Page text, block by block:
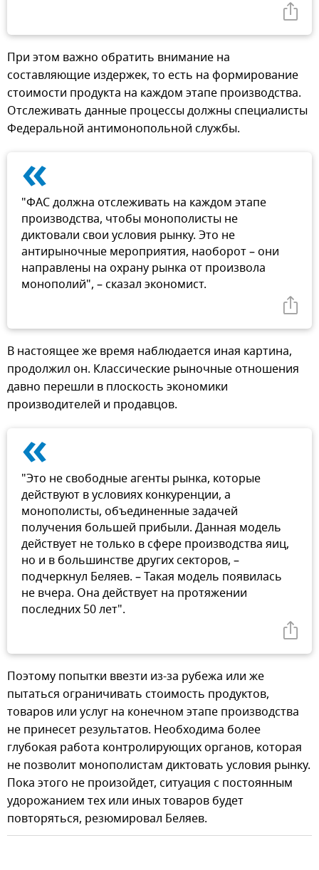
При этом важно обратить внимание на
составляющие издержек, то есть на формирование
стоимости продукта на каждом этапе производства.
Отслеживать данные процессы должны специалисты
Федеральной антимонопольной службы.
«
"ФАС должна отслеживать на каждом этапе
производства, чтобы монополисты не
диктовали свои условия рынку. Это не
антирыночные мероприятия, наоборот – они
направлены на охрану рынка от произвола
монополий", – сказал экономист.
В настоящее же время наблюдается иная картина,
продолжил он. Классические рыночные отношения
давно перешли в плоскость экономики
производителей и продавцов.
«
"Это не свободные агенты рынка, которые
действуют в условиях конкуренции, а
монополисты, объединенные задачей
получения большей прибыли. Данная модель
действует не только в сфере производства яиц,
но и в большинстве других секторов, –
подчеркнул Беляев. – Такая модель появилась
не вчера. Она действует на протяжении
последних 50 лет".
Поэтому попытки ввезти из-за рубежа или же
пытаться ограничивать стоимость продуктов,
товаров или услуг на конечном этапе производства
не принесет результатов. Необходима более
глубокая работа контролирующих органов, которая
не позволит монополистам диктовать условия рынку.
Пока этого не произойдет, ситуация с постоянным
удорожанием тех или иных товаров будет
повторяться, резюмировал Беляев.